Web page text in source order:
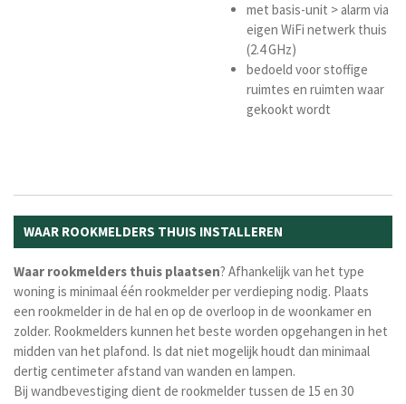
met basis-unit > alarm via
eigen WiFi netwerk thuis
(2.4 GHz)
bedoeld voor stoffige
ruimtes en ruimten waar
gekookt wordt
WAAR ROOKMELDERS THUIS INSTALLEREN
Waar rookmelders thuis plaatsen? Afhankelijk van het type
woning is minimaal één rookmelder per verdieping nodig. Plaats
een rookmelder in de hal en op de overloop in de woonkamer en
zolder. Rookmelders kunnen het beste worden opgehangen in het
midden van het plafond. Is dat niet mogelijk houdt dan minimaal
dertig centimeter afstand van wanden en lampen.
Bij wandbevestiging dient de rookmelder tussen de 15 en 30